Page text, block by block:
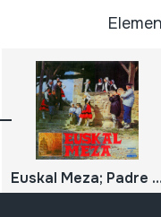
Euskal Meza; Padre Barturen